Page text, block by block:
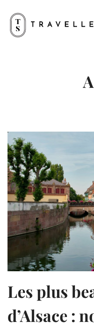
Les plus
d’Alsace :